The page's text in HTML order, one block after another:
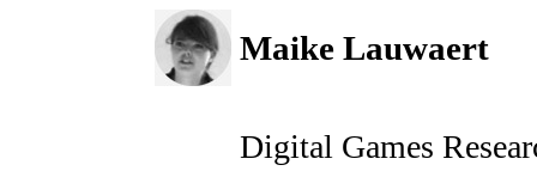
Maike Lauwaert
Digital Games